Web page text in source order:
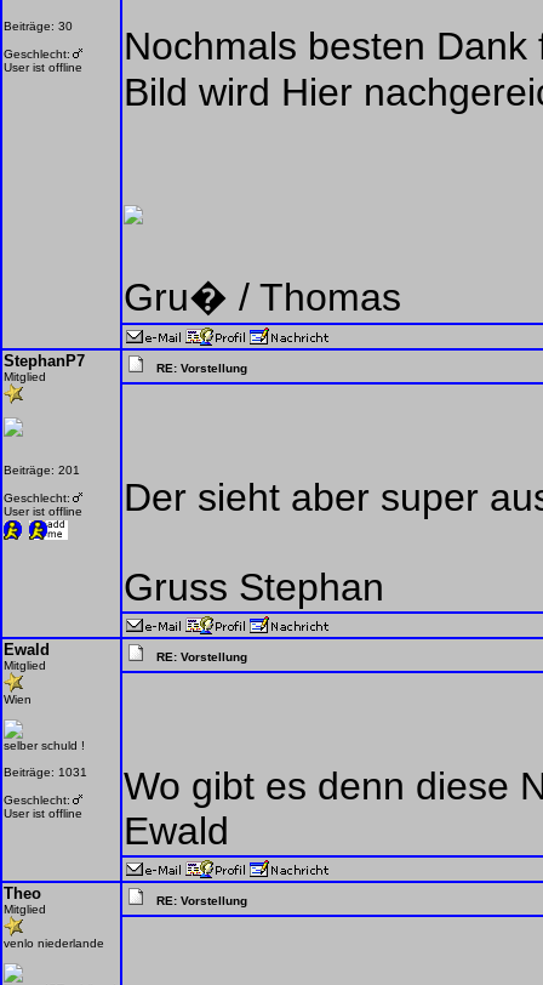
Beiträge: 30
Geschlecht:
User ist offline
Nochmals besten
Bild wird Hier
Gru� / Thomas
StephanP7
Mitglied
Beiträge: 201
Geschlecht:
User ist offline
RE: Vorstellung
Der sieht aber super
Gruss Stephan
Ewald
Mitglied
Wien
selber schuld !
Beiträge: 1031
Geschlecht:
User ist offline
RE: Vorstellung
Wo gibt es denn diese
Ewald
Theo
Mitglied
venlo niederlande
RE: Vorstellung